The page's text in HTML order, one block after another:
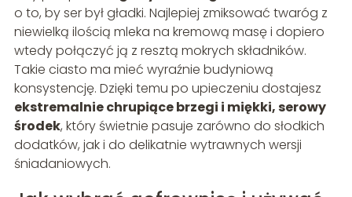
o to, by ser był gładki. Najlepiej zmiksować twaróg z
niewielką ilością mleka na kremową masę i dopiero
wtedy połączyć ją z resztą mokrych składników.
Takie ciasto ma mieć wyraźnie budyniową
konsystencję. Dzięki temu po upieczeniu dostajesz
ekstremalnie chrupiące brzegi i miękki, serowy
środek, który świetnie pasuje zarówno do słodkich
dodatków, jak i do delikatnie wytrawnych wersji
śniadaniowych.